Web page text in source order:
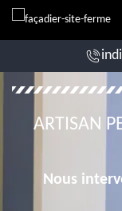
ARTISAN
Nous